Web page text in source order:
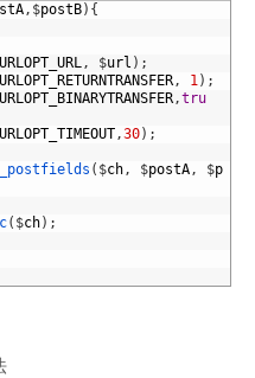
, $postB) {
, $url ) ;
, 1) ;
,tru
,30) ;
( $ch, $postA, $p
( $ch) ;